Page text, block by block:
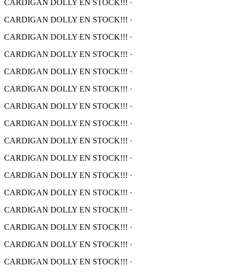
CARDIGAN DOLLY EN STOCK!!! ·
CARDIGAN DOLLY EN STOCK!!! ·
CARDIGAN DOLLY EN STOCK!!! ·
CARDIGAN DOLLY EN STOCK!!! ·
CARDIGAN DOLLY EN STOCK!!! ·
CARDIGAN DOLLY EN STOCK!!! ·
CARDIGAN DOLLY EN STOCK!!! ·
CARDIGAN DOLLY EN STOCK!!! ·
CARDIGAN DOLLY EN STOCK!!! ·
CARDIGAN DOLLY EN STOCK!!! ·
CARDIGAN DOLLY EN STOCK!!! ·
CARDIGAN DOLLY EN STOCK!!! ·
CARDIGAN DOLLY EN STOCK!!! ·
CARDIGAN DOLLY EN STOCK!!! ·
CARDIGAN DOLLY EN STOCK!!! ·
CARDIGAN DOLLY EN STOCK!!! ·